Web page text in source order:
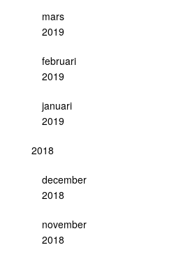
mars
2019
februari
2019
januari
2019
2018
december
2018
november
2018